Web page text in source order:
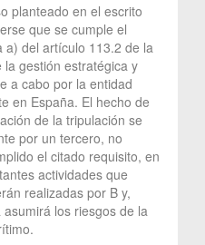
planteado en el escrito
que se cumple el
a) del artículo 113.2 de la
gestión estratégica y
a cabo por la entidad
en España. El hecho de
de la tripulación se
por un tercero, no
el citado requisito, en
actividades que
realizadas por B y,
los riesgos de la